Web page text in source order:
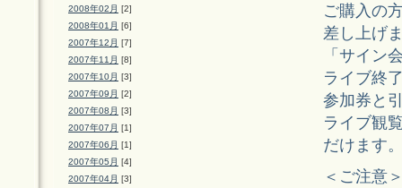
2008年02月 [2]
2008年01月 [6]
2007年12月 [7]
2007年11月 [8]
2007年10月 [3]
2007年09月 [2]
2007年08月 [3]
2007年07月 [1]
2007年06月 [1]
2007年05月 [4]
2007年04月 [3]
ご購入の
差し上げ
「サイン
ライブ終
参加券と
ライブ観
だけます
＜ご注意